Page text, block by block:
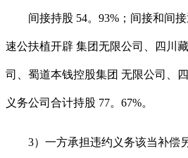
间接持股 54。93%；间接和间接
速公扶植开辟 集团无限公司、四川
司、蜀道本钱控股集团 无限公司、
义务公司合计持股 77。67%。
3）一方承担违约义务该当补偿